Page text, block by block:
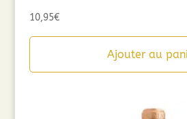
10,95€
Ajouter au